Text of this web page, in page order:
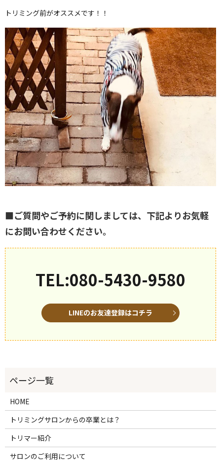
トリミング前がオススメです！！
■ご質問やご予約に関しましては、下記よりお気軽
にお問い合わせください。
TEL:080-5430-9580
LINEのお友達登録はコチラ
HOME
トリミングサロンからの卒業とは？
トリマー紹介
サロンのご利用について